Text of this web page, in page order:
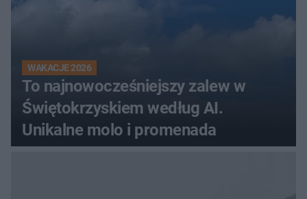
WAKACJE 2026
To najnowocześniejszy zalew w
Świętokrzyskiem według AI.
Unikalne molo i promenada